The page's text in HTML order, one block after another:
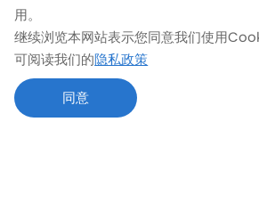
用。
继续浏览本网站表示您同意我们使用
可阅读我们的隐私政策
同意